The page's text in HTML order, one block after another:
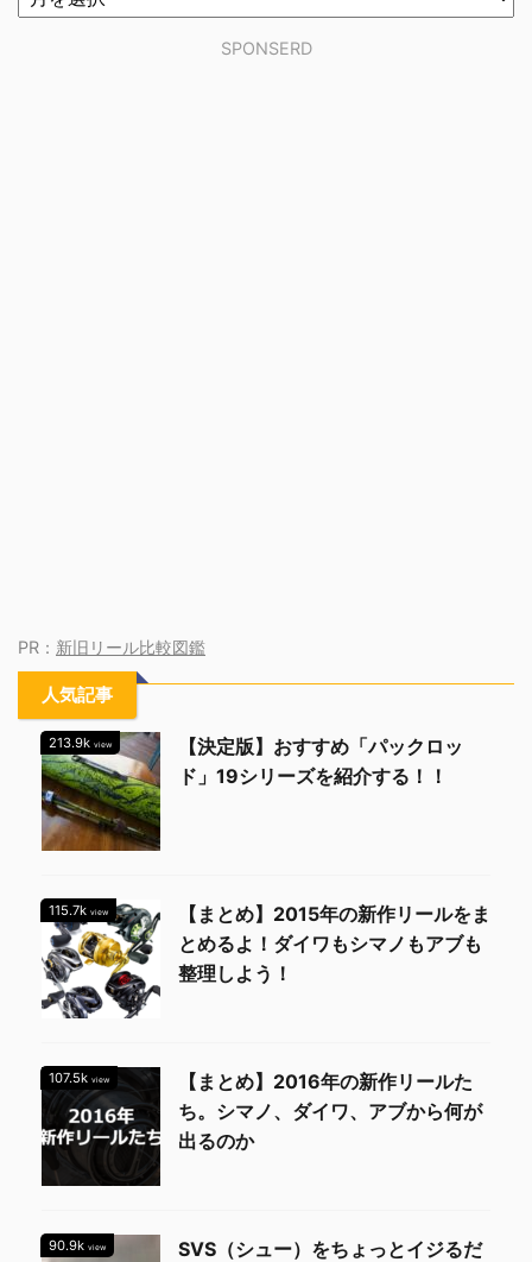
SPONSERD
PR： 新旧リール比較図鑑
人気記事
213.9k view
【決定版】おすすめ「パックロッ
ド」19シリーズを紹介する！！
115.7k view
【まとめ】2015年の新作リールをま
とめるよ！ダイワもシマノもアブも
整理しよう！
107.5k view
【まとめ】2016年の新作リールた
ち。シマノ、ダイワ、アブから何が
出るのか
90.9k view
SVS（シュー）をちょっとイジるだ